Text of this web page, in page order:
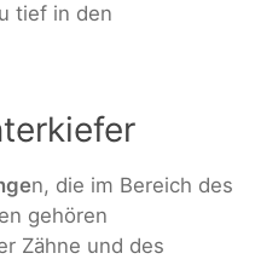
tief in den
n, die im Bereich des
gehören
Zähne und des